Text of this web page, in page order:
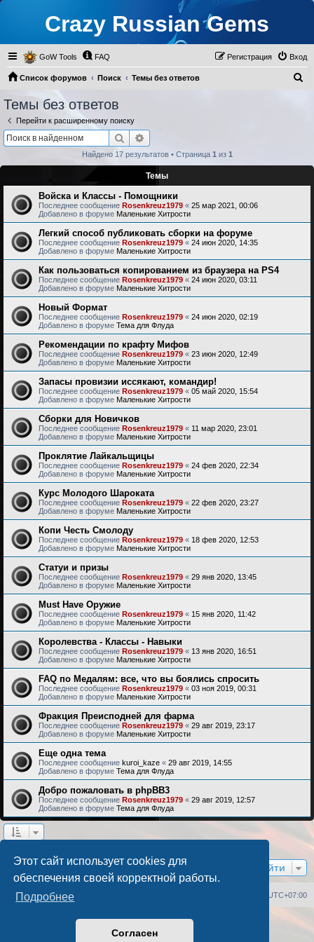
Этот сайт использует cookies для
обеспечения своей корректной работы.
Подробнее
Согласен
Crazy Russian Gems
GoW Tools FAQ Вход
Регистрация
Список форумов Поиск Темы без ответов
Темы без ответов
Перейти к расширенному поиску
Поиск
Найдено 17 результатов • Страница 1 из 1
Темы
Войска и Классы - Помощники
Последнее сообщение Rosenkreuz1979 « 25 мар 2021, 00:06
Добавлено в форуме Маленькие Хитрости
Легкий способ публиковать сборки на форуме
Последнее сообщение Rosenkreuz1979 « 24 июн 2020, 14:35
Добавлено в форуме Маленькие Хитрости
Как пользоваться копированием из браузера на PS4
Последнее сообщение Rosenkreuz1979 « 24 июн 2020, 03:11
Добавлено в форуме Маленькие Хитрости
Новый Формат
Последнее сообщение Rosenkreuz1979 « 24 июн 2020, 02:19
Добавлено в форуме Тема для Флуда
Рекомендации по крафту Мифов
Последнее сообщение Rosenkreuz1979 « 23 июн 2020, 12:49
Добавлено в форуме Маленькие Хитрости
Запасы провизии иссякают, командир!
Последнее сообщение Rosenkreuz1979 « 05 май 2020, 15:54
Добавлено в форуме Маленькие Хитрости
Сборки для Новичков
Последнее сообщение Rosenkreuz1979 « 11 мар 2020, 23:01
Добавлено в форуме Маленькие Хитрости
Проклятие Лайкальщицы
Последнее сообщение Rosenkreuz1979 « 24 фев 2020, 22:34
Добавлено в форуме Маленькие Хитрости
Курс Молодого Шароката
Последнее сообщение Rosenkreuz1979 « 22 фев 2020, 23:27
Добавлено в форуме Маленькие Хитрости
Копи Честь Смолоду
Последнее сообщение Rosenkreuz1979 « 18 фев 2020, 12:53
Добавлено в форуме Маленькие Хитрости
Статуи и призы
Последнее сообщение Rosenkreuz1979 « 29 янв 2020, 13:45
Добавлено в форуме Маленькие Хитрости
Must Have Оружие
Последнее сообщение Rosenkreuz1979 « 15 янв 2020, 11:42
Добавлено в форуме Маленькие Хитрости
Королевства - Классы - Навыки
Последнее сообщение Rosenkreuz1979 « 13 янв 2020, 16:51
Добавлено в форуме Маленькие Хитрости
FAQ по Медалям: все, что вы боялись спросить
Последнее сообщение Rosenkreuz1979 « 03 ноя 2019, 00:31
Добавлено в форуме Маленькие Хитрости
Фракция Преисподней для фарма
Последнее сообщение Rosenkreuz1979 « 29 авг 2019, 23:17
Добавлено в форуме Маленькие Хитрости
Еще одна тема
Последнее сообщение kuroi_kaze « 29 авг 2019, 14:55
Добавлено в форуме Тема для Флуда
Добро пожаловать в phpBB3
Последнее сообщение Rosenkreuz1979 « 29 авг 2019, 12:57
Добавлено в форуме Тема для Флуда
Перейти
Список форумов UTC+07:00
Создано на основеphpBB® Forum Software © phpBB Limited
Русская поддержка phpBB